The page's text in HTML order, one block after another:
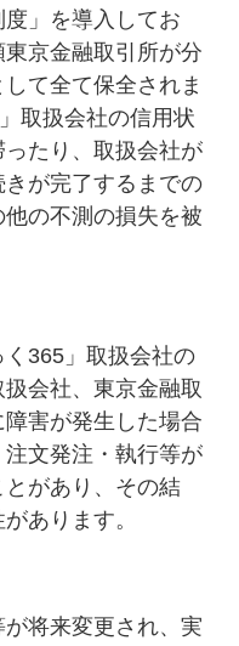
」を導入してお
京金融取引所が分
て全て保全されま
取扱会社の信用状
たり、取扱会社が
が完了するまでの
の不測の損失を被
365」取扱会社の
会社、東京金融取
害が発生した場合
文発注・執行等が
があり、その結
あります。
将来変更され、実